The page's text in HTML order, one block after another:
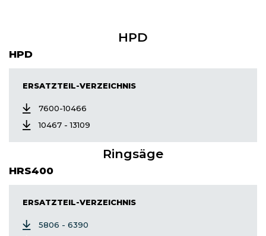
HPD
HPD
ERSATZTEIL-VERZEICHNIS
7600-10466
10467 - 13109
Ringsäge
HRS400
ERSATZTEIL-VERZEICHNIS
5806 - 6390